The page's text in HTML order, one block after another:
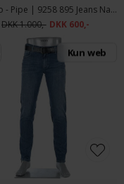
Alberto - Pipe | 9258 895 Jeans Navy
DKK 1.000,- DKK 600,-
Kun web